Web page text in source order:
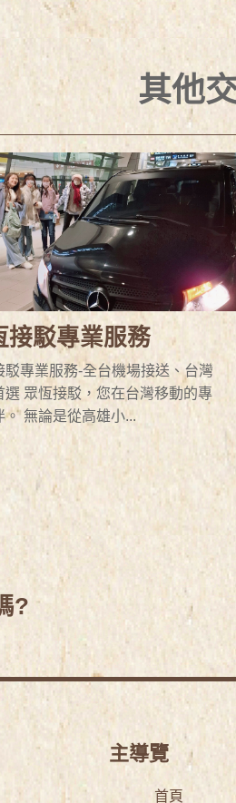
其他
接駁專業服務
駁專業服務-全台機場接送、台灣
選 眾恆接駁，您在台灣移動的專
。 無論是從高雄小...
?
主導覽
首頁